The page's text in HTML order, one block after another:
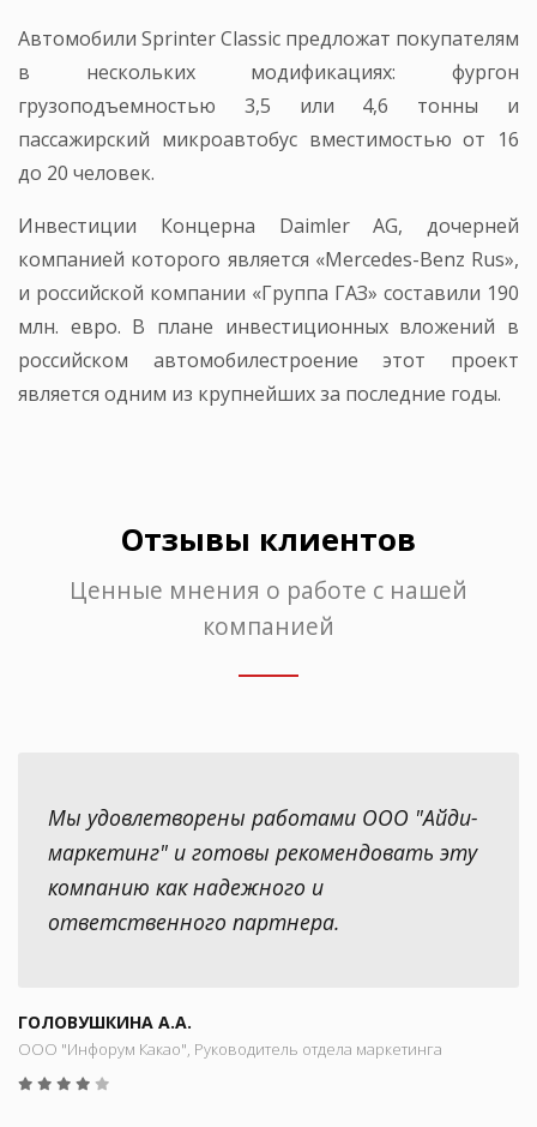
Автомобили Sprinter Classic предложат покупателям
в нескольких модификациях: фургон
грузоподъемностью 3,5 или 4,6 тонны и
пассажирский микроавтобус вместимостью от 16
до 20 человек.
Инвестиции Концерна Daimler AG, дочерней
компанией которого является «Mercedes-Benz Rus»,
и российской компании «Группа ГАЗ» составили 190
млн. евро. В плане инвестиционных вложений в
российском автомобилестроение этот проект
является одним из крупнейших за последние годы.
Отзывы клиентов
Ценные мнения о работе с нашей
компанией
Мы удовлетворены работами ООО "Айди-
маркетинг" и готовы рекомендовать эту
компанию как надежного и
ответственного партнера.
ГОЛОВУШКИНА А.А.
ООО "Инфорум Какао", Руководитель отдела маркетинга